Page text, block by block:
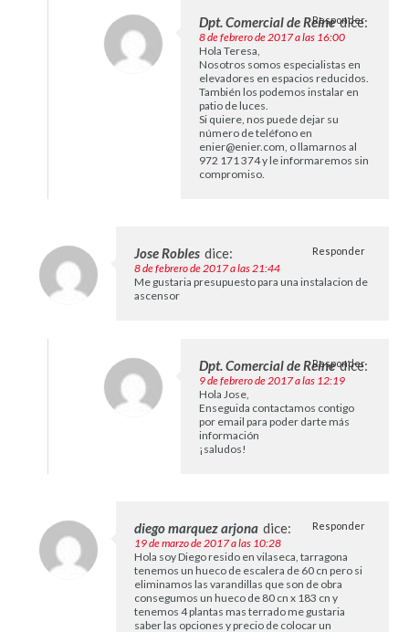
Dpt. Comercial de Reine dice:
8 de febrero de 2017 a las 16:00
Hola Teresa,
Nosotros somos especialistas en
elevadores en espacios reducidos.
También los podemos instalar en
patio de luces.
Si quiere, nos puede dejar su
número de teléfono en
enier@enier.com, o llamarnos al
972 171 374 y le informaremos sin
compromiso.
Responder
Jose Robles dice:
8 de febrero de 2017 a las 21:44
Me gustaria presupuesto para una instalacion de
ascensor
Responder
Dpt. Comercial de Reine dice:
9 de febrero de 2017 a las 12:19
Hola Jose,
Enseguida contactamos contigo
por email para poder darte más
información
¡saludos!
Responder
diego marquez arjona dice:
19 de marzo de 2017 a las 10:28
Hola soy Diego resido en vilaseca, tarragona
tenemos un hueco de escalera de 60 cn pero si
eliminamos las varandillas que son de obra
consegumos un hueco de 80 cn x 183 cn y
tenemos 4 plantas mas terrado me gustaria
saber las opciones y precio de colocar un
Responder